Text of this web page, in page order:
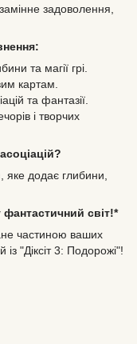
задоволення,
та магії грі.
картам.
та фантазії.
і творчих
додає глибини,
світ!*
частиною ваших
із "Діксіт 3: Подорожі"!